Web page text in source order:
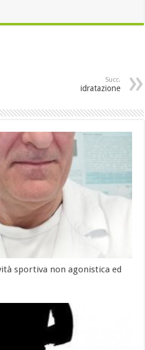
Succ.
idratazione
sportiva non agonistica ed